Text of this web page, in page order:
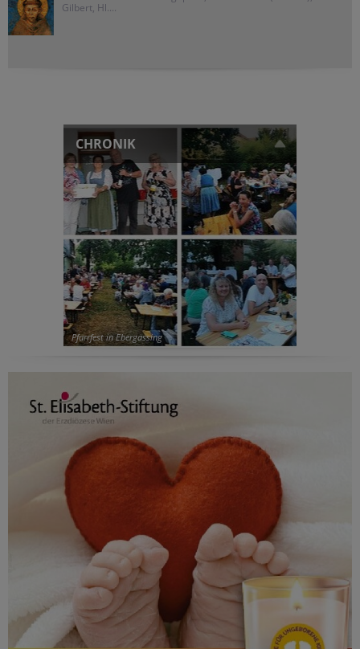
Gilbert, Hl....
CHRONIK
Pfarrfest in Ebergassing